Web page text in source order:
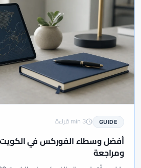
GUIDE 3 min قراءة
ومراجعة